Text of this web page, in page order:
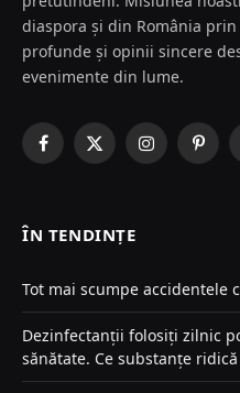
diaspora și din România
profunde și opinii sincere
evenimente din lume.
Facebook
X
Instagram
ÎN TENDINȚE
Tot mai scumpe accidentele
Dezinfectanții folosiți zilnic
sănătate. Ce substanțe